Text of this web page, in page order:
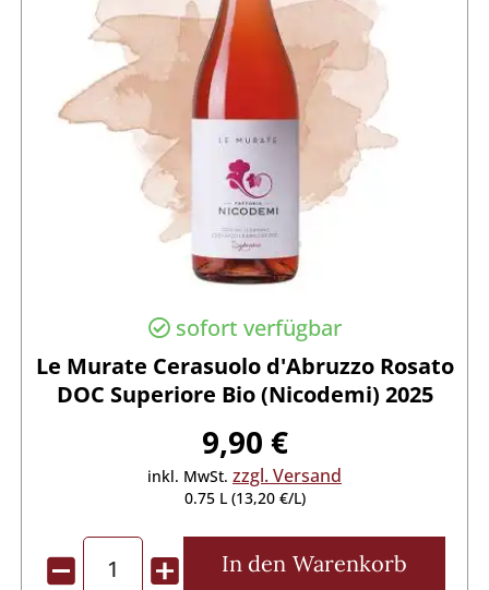
sofort verfügbar
Le Murate Cerasuolo d'Abruzzo Rosato
DOC Superiore Bio (Nicodemi) 2025
9,90 €
inkl. MwSt. zzgl. Versand
0.75 L (13,20 €/L)
In den Warenkorb